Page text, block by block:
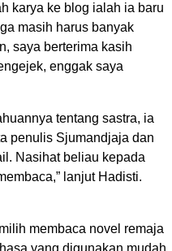
karya ke blog ialah ia baru
masih harus banyak
saya berterima kasih
enggak saya
tentang sastra, ia
penulis Sjumandjaja dan
Nasihat beliau kepada
lanjut Hadisti.
membaca novel remaja
yang digunakan mudah